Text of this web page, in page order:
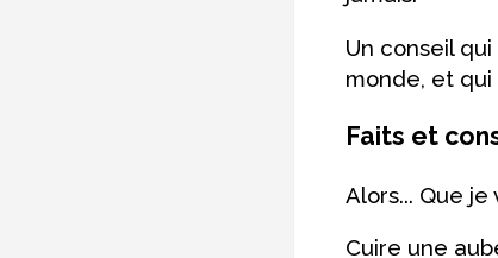
Un conseil
monde, et
Faits et
Alors... Que je
Cuire une